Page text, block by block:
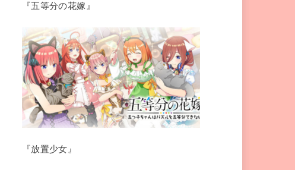
『五等分の花嫁』
『放置少女』